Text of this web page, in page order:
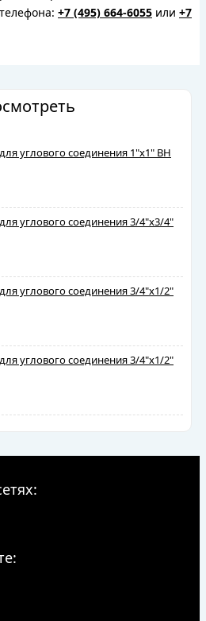
+7 (495) 664-6055 или +7
углового соединения 1"x1" ВН
углового соединения 3/4"x3/4"
углового соединения 3/4"x1/2"
углового соединения 3/4"x1/2"